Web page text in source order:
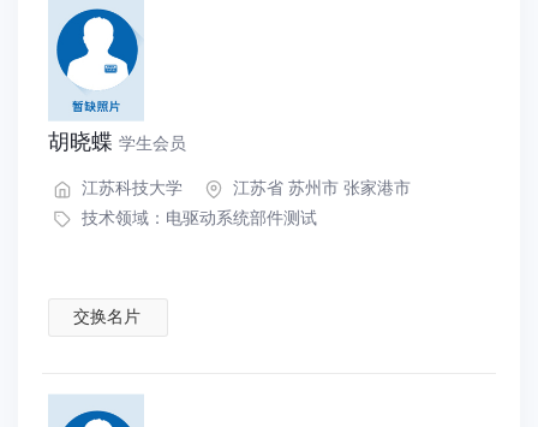
胡晓蝶 学生会员
江苏科技大学
江苏省 苏州市 张家港市
技术领域： 电驱动系统部件测试
交换名片